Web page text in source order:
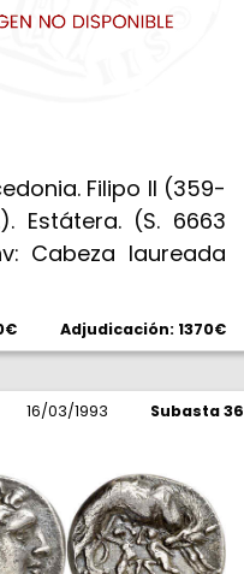
Bellísima. EBC+.
Filipo II (359-
Estátera. (S. 6663
Cabeza laureada
guiada por un
fusta, bucráneo
caballos. 8,58 g.
EBC-.
Adjudicación: 1370€
16/03/1993 Subasta 36